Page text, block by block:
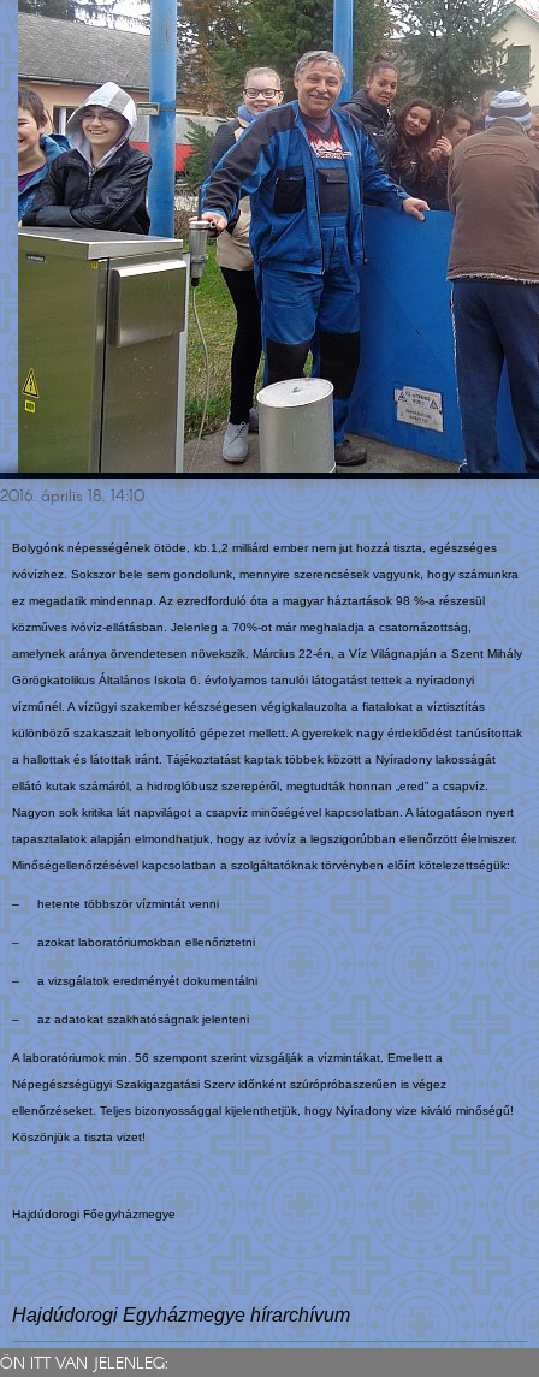
2016. április 18. 14:10
Bolygónk népességének ötöde, kb.1,2 milliárd ember nem jut hozzá tiszta, egészséges
ivóvízhez. Sokszor bele sem gondolunk, mennyire szerencsések vagyunk, hogy számunkra
ez megadatik mindennap. Az ezredforduló óta a magyar háztartások 98 %-a részesül
közműves ivóvíz-ellátásban. Jelenleg a 70%-ot már meghaladja a csatornázottság,
amelynek aránya örvendetesen növekszik. Március 22-én, a Víz Világnapján a Szent Mihály
Görögkatolikus Általános Iskola 6. évfolyamos tanulói látogatást tettek a nyíradonyi
vízműnél. A vízügyi szakember készségesen végigkalauzolta a fiatalokat a víztisztítás
különböző szakaszait lebonyolító gépezet mellett. A gyerekek nagy érdeklődést tanúsítottak
a hallottak és látottak iránt. Tájékoztatást kaptak többek között a Nyíradony lakosságát
ellátó kutak számáról, a hidroglóbusz szerepéről, megtudták honnan „ered” a csapvíz.
Nagyon sok kritika lát napvilágot a csapvíz minőségével kapcsolatban. A látogatáson nyert
tapasztalatok alapján elmondhatjuk, hogy az ivóvíz a legszigorúbban ellenőrzött élelmiszer.
Minőségellenőrzésével kapcsolatban a szolgáltatóknak törvényben előírt kötelezettségük:
– hetente többször vízmintát venni
– azokat laboratóriumokban ellenőriztetni
– a vizsgálatok eredményét dokumentálni
– az adatokat szakhatóságnak jelenteni
A laboratóriumok min. 56 szempont szerint vizsgálják a vízmintákat. Emellett a
Népegészségügyi Szakigazgatási Szerv időnként szúrópróbaszerűen is végez
ellenőrzéseket. Teljes bizonyossággal kijelenthetjük, hogy Nyíradony vize kiváló minőségű!
Köszönjük a tiszta vizet!
Hajdúdorogi Főegyházmegye
Hajdúdorogi Egyházmegye hírarchívum
ÖN ITT VAN JELENLEG: